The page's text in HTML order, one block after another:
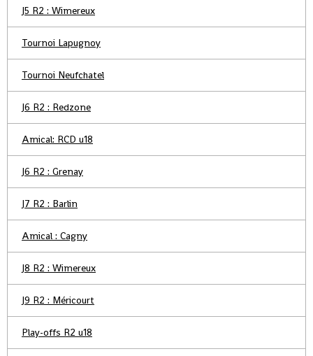
J5 R2 : Wimereux
Tournoi Lapugnoy
Tournoi Neufchatel
J6 R2 : Redzone
Amical: RCD u18
J6 R2 : Grenay
J7 R2 : Barlin
Amical : Cagny
J8 R2 : Wimereux
J9 R2 : Méricourt
Play-offs R2 u18